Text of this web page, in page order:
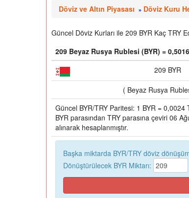
Döviz ve Altın Piyasası » Döviz Kuru
Güncel Döviz Kurları ile 209 BYR Kaç TRY
209 Beyaz Rusya Rublesi (BYR) =
209 BYR
( Beyaz Rusya
Güncel BYR/TRY Paritesi: 1 BYR = 0,0024
BYR parasından TRY parasına çeviri 06
alınarak hesaplanmıştır.
Başka miktarda BYR/TRY döviz
Dönüştürülecek BYR Miktarı: